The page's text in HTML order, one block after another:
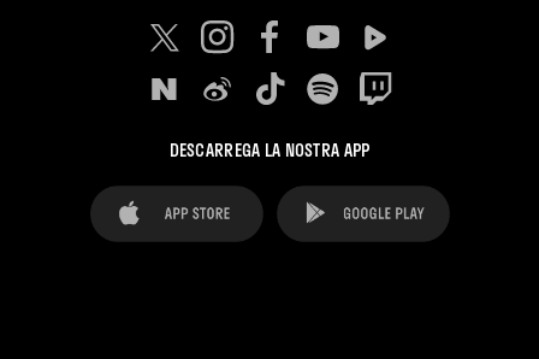
DESCARREGA LA NOSTRA APP